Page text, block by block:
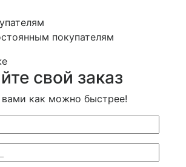
покупателям
свой заказ
как можно быстрее!